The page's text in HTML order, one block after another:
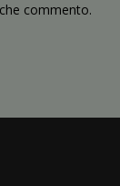
commento.